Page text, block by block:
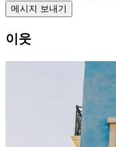
메시지 보내기
이웃